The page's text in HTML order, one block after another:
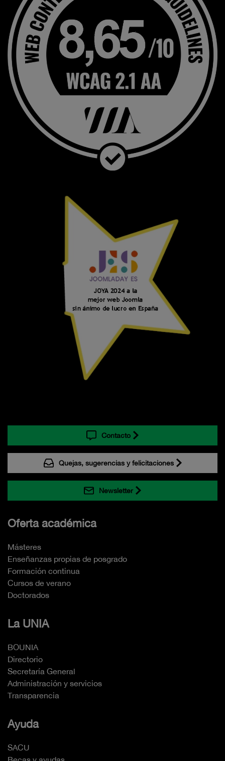
Contacto
Quejas, sugerencias y felicitaciones
Newsletter
Oferta académica
Másteres
Enseñanzas propias de posgrado
Formación continua
Cursos de verano
Doctorados
La UNIA
BOUNIA
Directorio
Secretaría General
Administración y servicios
Transparencia
Ayuda
SACU